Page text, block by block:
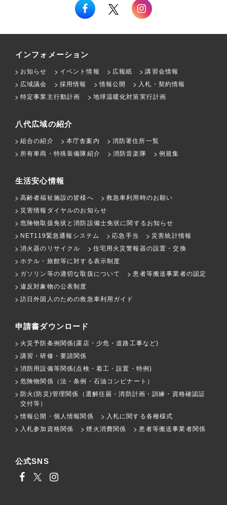
インフォメーション
お知らせ イベント情報 広報紙
講習会情報
広域議会
採用情報 情報公開
入札・契約情報
特定事業主行動計画
地球温暖化対策実行計画
八代広域の紹介
組合の紹介 本庁舎案内
消防署住所一覧
所有車両・特殊装備隊紹介
消防音楽隊 例規集
生活安心情報
高齢者福祉施設の皆様へ
救急車利用時のお願い
災害情報ダイヤルのお知らせ
危険物取扱免状と消防設備士免状に関するお知らせ
NET119緊急通報システム
応急手当
災害統計情報
消火器のリサイクル
住宅用火災警報器の設置・交換
ホテル・旅館等に対する表示制度
ガソリン等の適切な取扱について
患者等搬送事業者の認定
違反対象物の公表制度
訪日外国人のための救急車利用ガイド
申請書ダウンロード
火災予防条例関係(露店・少危・道路工事など)
講習・研修・要請関係
消防用設備等関係(点検・着工・設置・特例)
危険物関係（法・条例・石油コンビナート）
防火(防災)管理関係（選解任届・消防計画・訓練・資格確認証
交付等）
情報公開・個人情報関係
入札に関する各種様式
入札参加資格関係
煙火消費関係 患者等搬送事業者関係
公式SNS